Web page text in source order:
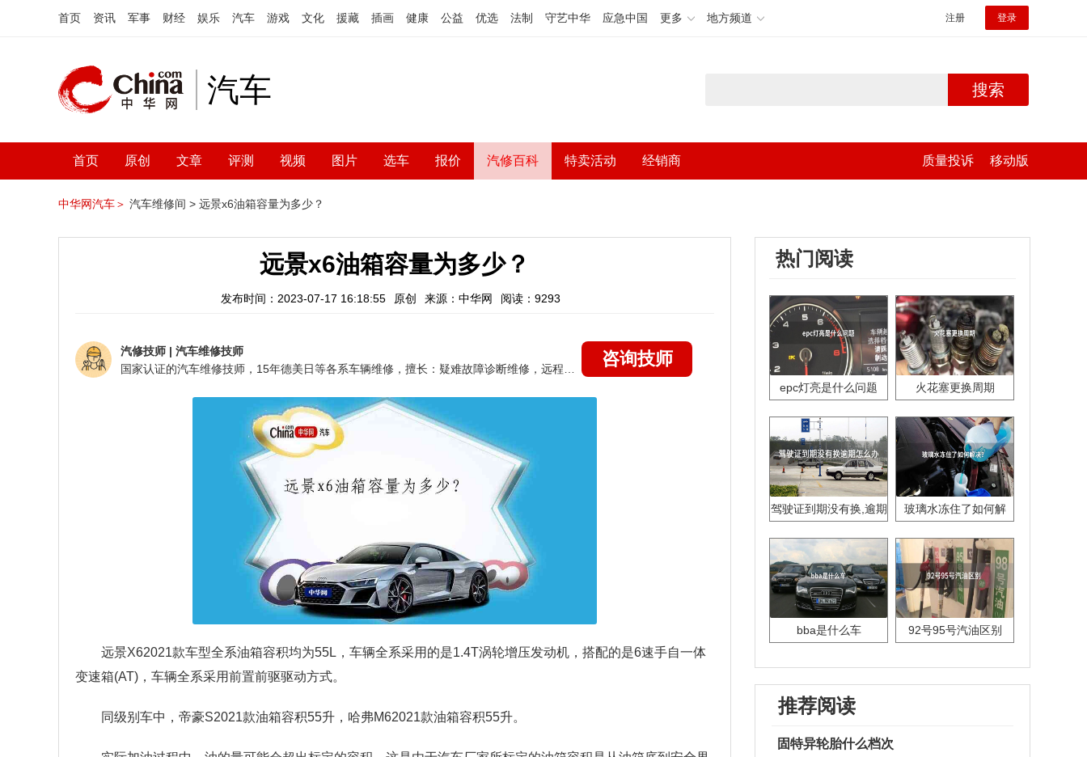
首页 资讯 军事 财经 娱乐 汽车 游戏 文化 援藏 插画 健康 公益 优选 法制 守艺中华 应急中国 更多 地方频道 注册 登录
汽车 搜索
首页 原创 文章 评测 视频 图片 选车 报价 汽修百科 特卖活动 经销商 质量投诉 移动版
中华网汽车＞ 汽车维修间 > 远景x6油箱容量为多少？
远景x6油箱容量为多少？
发布时间：2023-07-17 16:18:55 原创 来源：中华网 阅读：9293
汽修技师 | 汽车维修技师
咨询技师
远景X62021款车型全系油箱容积均为55L，车辆全系采用的是1.4T涡轮增压发动机，搭配的是6速手自一体
变速箱(AT)，车辆全系采用前置前驱驱动方式。
同级别车中，帝豪S2021款油箱容积55升，哈弗M62021款油箱容积55升。
热门阅读
epc灯亮是什么问题 火花塞更换周期
驾驶证到期没有换,逾期
玻璃水冻住了如何解
bba是什么车 92号95号汽油区别
推荐阅读
固特异轮胎什么档次